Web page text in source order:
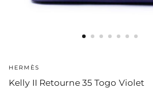
HERMÈS
Kelly II Retourne 35 Togo Violet